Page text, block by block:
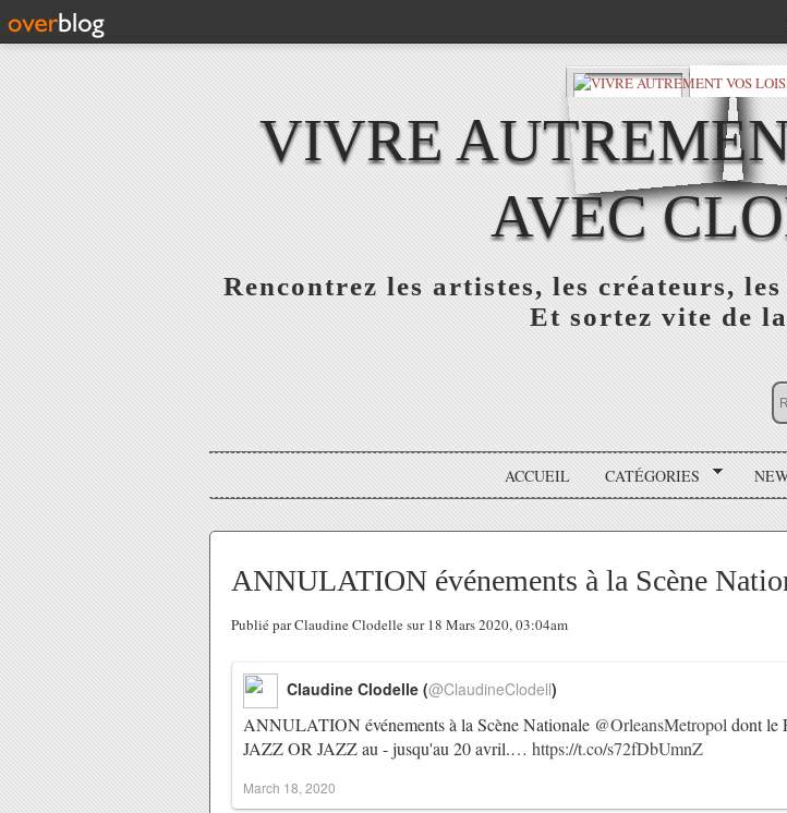
VIVRE
AVEC
Rencontrez les artistes, les créateurs,
Et sortez vite de
ACCUEIL CATÉGORIES
ANNULATION événements à la Scène
Publié par Claudine Clodelle sur 18 Mars 2020, 03:04am
ANNULATION événements à la Scène Nationale @OrleansMetropol dont le
JAZZ OR JAZZ au - jusqu'au 20 avril.… https://t.co/s72fDbUmnZ
Claudine Clodelle (@ClaudineClodell)
March 18, 2020